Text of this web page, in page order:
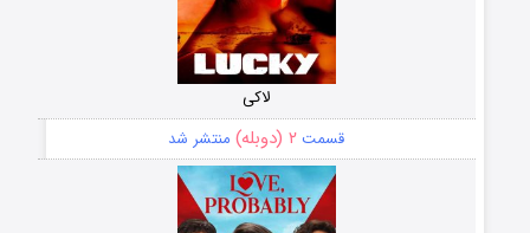
لاکی
قسمت ۲ (دوبله) منتشر شد